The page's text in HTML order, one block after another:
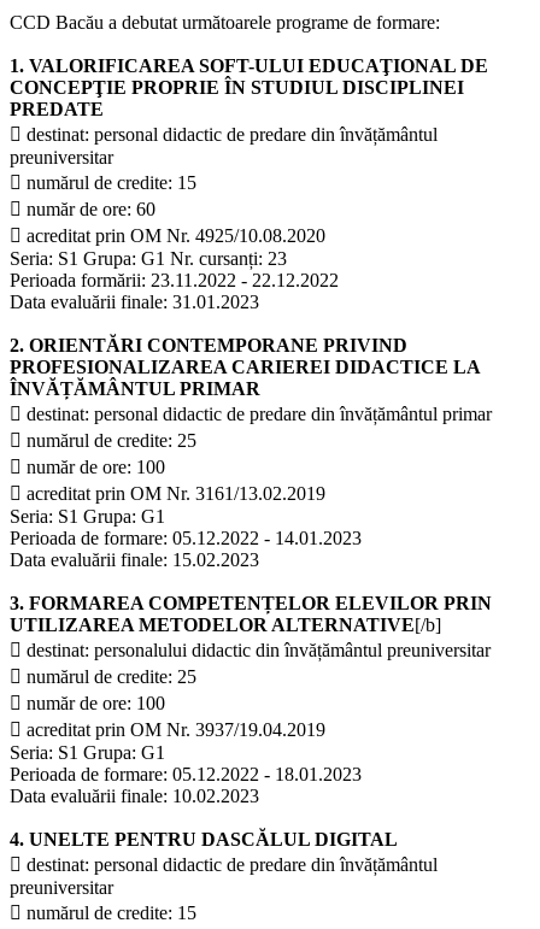
CCD Bacău a debutat următoarele programe de formare:
1. VALORIFICAREA SOFT-ULUI EDUCAŢIONAL DE
CONCEPŢIE PROPRIE ÎN STUDIUL DISCIPLINEI
PREDATE
 destinat: personal didactic de predare din învățământul
preuniversitar
 numărul de credite: 15
 număr de ore: 60
 acreditat prin OM Nr. 4925/10.08.2020
Seria: S1 Grupa: G1 Nr. cursanți: 23
Perioada formării: 23.11.2022 - 22.12.2022
Data evaluării finale: 31.01.2023
2. ORIENTĂRI CONTEMPORANE PRIVIND
PROFESIONALIZAREA CARIEREI DIDACTICE LA
ÎNVĂȚĂMÂNTUL PRIMAR
 destinat: personal didactic de predare din învățământul primar
 numărul de credite: 25
 număr de ore: 100
 acreditat prin OM Nr. 3161/13.02.2019
Seria: S1 Grupa: G1
Perioada de formare: 05.12.2022 - 14.01.2023
Data evaluării finale: 15.02.2023
3. FORMAREA COMPETENȚELOR ELEVILOR PRIN
UTILIZAREA METODELOR ALTERNATIVE[/b]
 destinat: personalului didactic din învățământul preuniversitar
 numărul de credite: 25
 număr de ore: 100
 acreditat prin OM Nr. 3937/19.04.2019
Seria: S1 Grupa: G1
Perioada de formare: 05.12.2022 - 18.01.2023
Data evaluării finale: 10.02.2023
4. UNELTE PENTRU DASCĂLUL DIGITAL
 destinat: personal didactic de predare din învățământul
preuniversitar
 numărul de credite: 15